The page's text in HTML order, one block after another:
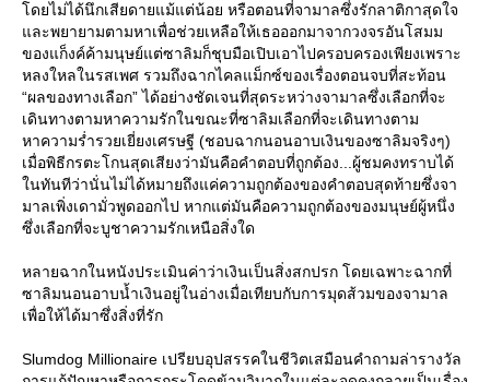
ดยไม่ได้นึกเสียดายแม้แต่น้อย หรือตอนที่จามาลซึ่งรักลาติกาสุดใจ
ละพยายามตามหาเพื่อช่วยเหลือให้เธอออกมาจากวงจรอันโสมม
ของแก็งค์ค้ามนุษย์แต่ซาลิมก็ชุบมือเปิบเอาไปครอบครองเพียงเพราะ
หลงใหลในรสเพศ รวมถึงฉากไคลแม็กซ์ของเรื่องตอนจบที่สะท้อน
“ผลของทางเลือก” ได้อย่างชัดเจนที่สุดระหว่างจามาลซึ่งเลือกที่จะ
เดินทางตามหาความรักในขณะที่ซาลิมเลือกที่จะเดินทางตาม
หาความร่ำรวยเยี่ยงเศรษฐี (ชอบฉากนอนอาบเงินของซาลิมจริงๆ)
เมื่อพิธีกรตะโกนสุดเสียงว่ามันคือคำตอบที่ถูกต้อง...ผู้ชมคงทราบได้
นทันทีว่านั่นไม่ได้หมายถึงแค่ความถูกต้องของคำตอบสุดท้ายซึ่งจา
มาลเพิ่งเดามั่วพูดออกไป หากแต่มันคือความถูกต้องของมนุษย์ผู้หนึ่ง
ซึ่งเลือกที่จะบูชาความรักเหนือสิ่งใด
หลายฉากในหนังประเมินค่าว่าเงินเป็นสิ่งสกปรก โดยเฉพาะฉากที่
ซาลิมนอนอาบน้ำเงินอยู่ในอ่างเมื่อเทียบกับการมุดส้วมของจามาล
เพื่อให้ได้มาซึ่งสิ่งที่รัก
Slumdog Millionaire เปรียบอุปสรรคในชีวิตเสมือนคำถามล่ารางวัล